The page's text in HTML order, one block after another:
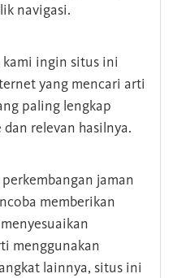
navigasi.
kami ingin situs ini
yang mencari arti
paling lengkap
relevan hasilnya.
jaman
memberikan
menggunakan
lainnya, situs ini